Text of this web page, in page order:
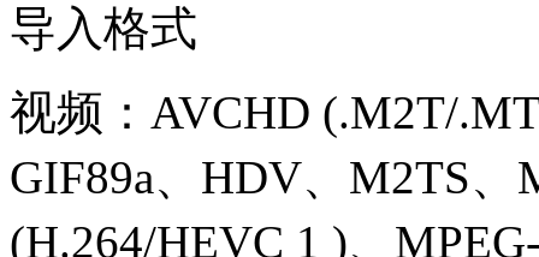
导入格式
视频：AVCHD (.M2T/
GIF89a、HDV、M2TS
(H.264/HEVC 1 )、